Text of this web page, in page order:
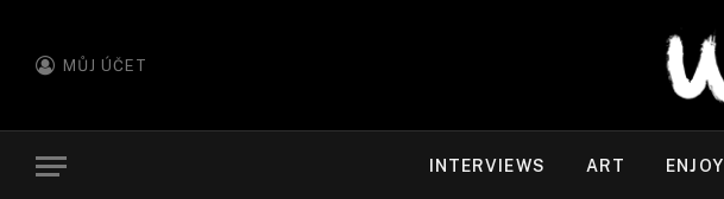
MŮJ ÚČET
INTERVIEWS ART ENJOY